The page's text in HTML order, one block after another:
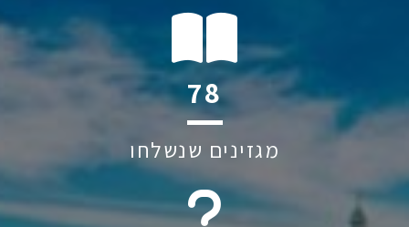
105
מגזינים שנשלחו